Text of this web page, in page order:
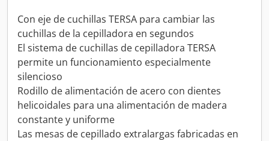
Con eje de cuchillas TERSA para cambiar las
cuchillas de la cepilladora en segundos
El sistema de cuchillas de cepilladora TERSA
permite un funcionamiento especialmente
silencioso
Rodillo de alimentación de acero con dientes
helicoidales para una alimentación de madera
constante y uniforme
Las mesas de cepillado extralargas fabricadas en